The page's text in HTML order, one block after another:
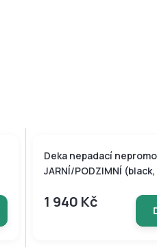
Tip
Deka nepadací
JARNÍ/PODZIMNÍ
1 940 Kč